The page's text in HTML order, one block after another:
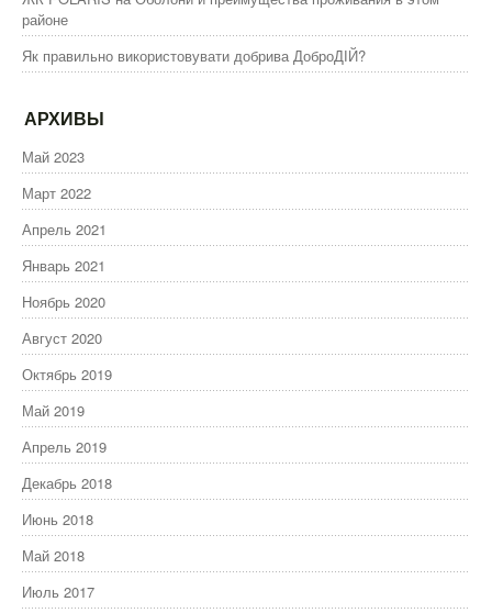
районе
Як правильно використовувати добрива ДоброДІЙ?
АРХИВЫ
Май 2023
Март 2022
Апрель 2021
Январь 2021
Ноябрь 2020
Август 2020
Октябрь 2019
Май 2019
Апрель 2019
Декабрь 2018
Июнь 2018
Май 2018
Июль 2017